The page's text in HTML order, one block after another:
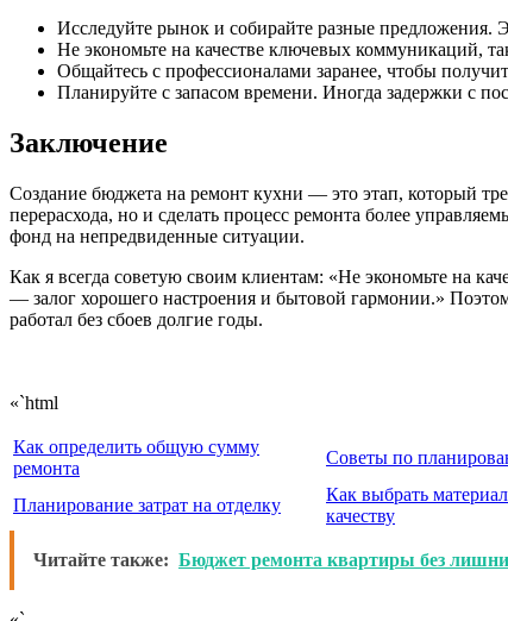
Исследуйте рынок и собирайте разные
Не экономьте на качестве ключевых коммуникаций,
Общайтесь с профессионалами заранее, чтобы
Планируйте с запасом времени. Иногда задержки с
Заключение
Создание бюджета на ремонт кухни — это этап, который
перерасхода, но и сделать процесс ремонта более
фонд на непредвиденные ситуации.
Как я всегда советую своим клиентам: «Не экономьте на
— залог хорошего настроения и бытовой гармонии.»
работал без сбоев долгие годы.
«`html
Как определить общую сумму
ремонта
Советы по
Планирование затрат на отделку
Как выбрать
качеству
Читайте также: Бюджет ремонта квартиры без